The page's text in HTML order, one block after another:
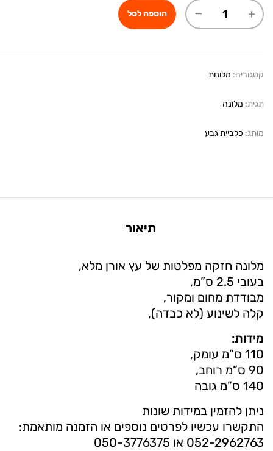
הוספה לסל
קטגוריה: מלונות
תגית: מלונה
מותג: כלביית גבע
תיאור
מלונה חזקה מפלטות של עץ אורן מלא,
בעובי 2.5 ס”מ,
מבודדת מחום ומקור,
קלה לשינוע (לא כבדה),
מידות:
110 ס”מ עומק,
90 ס”מ רוחב,
140 ס”מ גובה
ניתן להזמין במידות שונות
התקשרו עכשיו לפרטים נוספים או הזמנה מותאמת:
052-2962763 או 050-3776375